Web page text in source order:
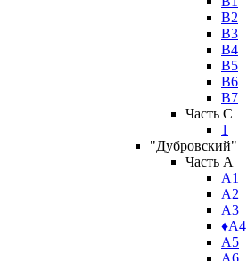
В2
В3
В4
В5
В6
В7
Часть C
1
"Дубровский"
Часть A
А1
А2
А3
♦А4
А5
А6